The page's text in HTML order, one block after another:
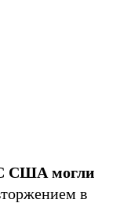
США могли
в